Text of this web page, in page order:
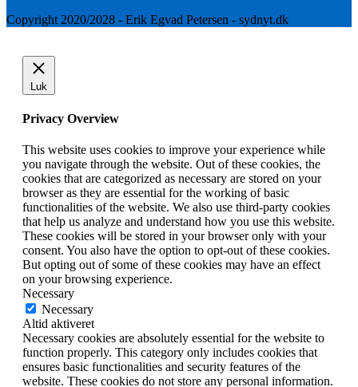
Copyright 2020/2028 - Erik Egvad Petersen - sydnyt.dk
Luk
Privacy Overview
This website uses cookies to improve your experience while
you navigate through the website. Out of these cookies, the
cookies that are categorized as necessary are stored on your
browser as they are essential for the working of basic
functionalities of the website. We also use third-party cookies
that help us analyze and understand how you use this website.
These cookies will be stored in your browser only with your
consent. You also have the option to opt-out of these cookies.
But opting out of some of these cookies may have an effect
on your browsing experience.
Necessary
Necessary
Altid aktiveret
Necessary cookies are absolutely essential for the website to
function properly. This category only includes cookies that
ensures basic functionalities and security features of the
website. These cookies do not store any personal information.